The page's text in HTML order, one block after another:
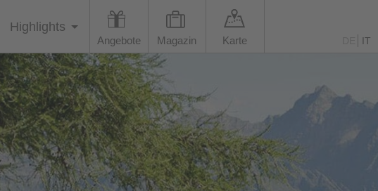
Highlights
Angebote Magazin Karte IT